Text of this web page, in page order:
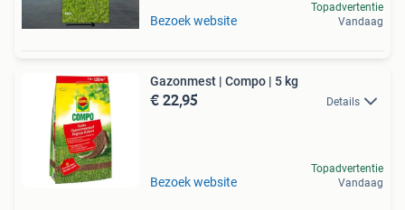
Bezoek website
Topadvertentie
Vandaag
Gazonmest | Compo | 5 kg
€ 22,95 Details
Bezoek website
Topadvertentie
Vandaag